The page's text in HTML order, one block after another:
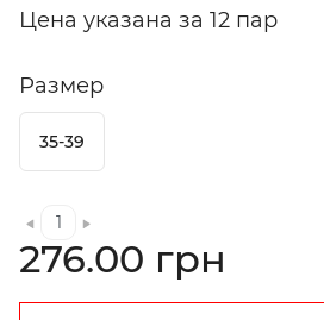
Цена указана за 12 пар
Размер
35-39
276.00 грн